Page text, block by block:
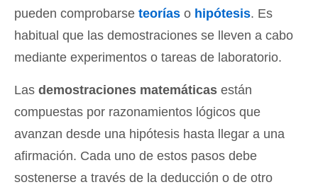
pueden comprobarse teorías o hipótesis. Es
habitual que las demostraciones se lleven a cabo
mediante experimentos o tareas de laboratorio.
Las demostraciones matemáticas están
compuestas por razonamientos lógicos que
avanzan desde una hipótesis hasta llegar a una
afirmación. Cada uno de estos pasos debe
sostenerse a través de la deducción o de otro